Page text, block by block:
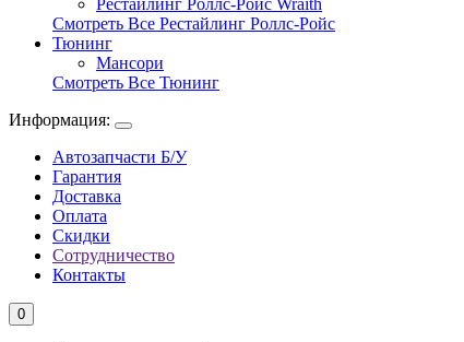
Рестайлинг Роллс-Ройс Wraith
Смотреть Все Рестайлинг Роллс-Ройс
Тюнинг
Мансори
Смотреть Все Тюнинг
Информация:
Автозапчасти Б/У
Гарантия
Доставка
Оплата
Скидки
Сотрудничество
Контакты
0